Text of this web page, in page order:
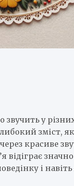
у
зміст,
красиве
і